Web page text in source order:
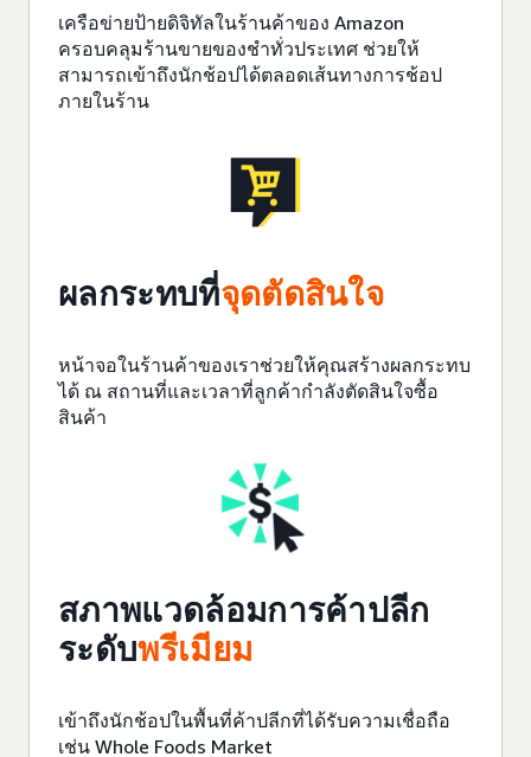
เครือข่ายป้ายดิจิทัลในร้านค้าของ Amazon
ครอบคลุมร้านขายของชำทั่วประเทศ ช่วยให้
สามารถเข้าถึงนักช้อปได้ตลอดเส้นทางการช้อป
ภายในร้าน
ผลกระทบที่จุดตัดสินใจ
หน้าจอในร้านค้าของเราช่วยให้คุณสร้างผลกระทบ
ได้ ณ สถานที่และเวลาที่ลูกค้ากำลังตัดสินใจซื้อ
สินค้า
สภาพแวดล้อมการค้าปลีก
ระดับพรีเมียม
เข้าถึงนักช้อปในพื้นที่ค้าปลีกที่ได้รับความเชื่อถือ
เช่น Whole Foods Market